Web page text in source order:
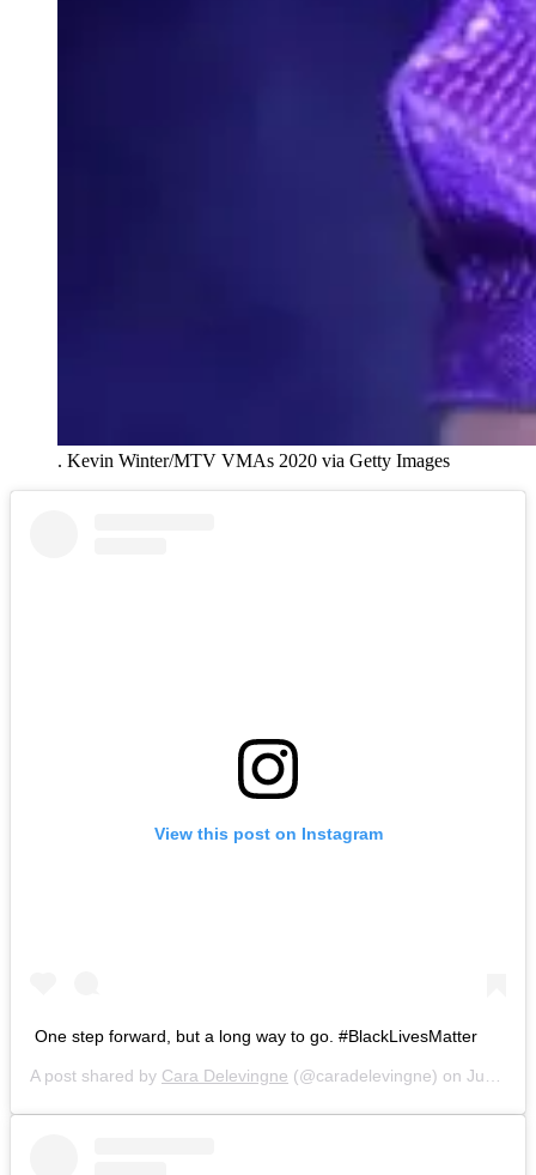
. Kevin Winter/MTV VMAs 2020 via Getty Images
View this post on Instagram
One step forward, but a long way to go. #BlackLivesMatter
A post shared by Cara Delevingne (@caradelevingne) on Jun 3, 2020 at 4:42pm PDT